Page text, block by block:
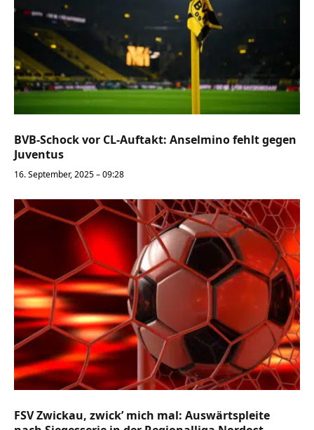
BVB-Schock vor CL-Auftakt: Anselmino fehlt gegen
Juventus
16. September, 2025 – 09:28
FSV Zwickau, zwick’ mich mal: Auswärtspleite